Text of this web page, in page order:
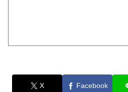
X Facebook